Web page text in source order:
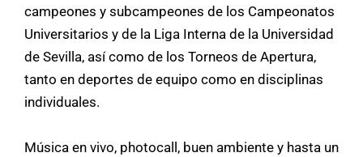
campeones y subcampeones de los Campeonatos
Universitarios y de la Liga Interna de la Universidad
de Sevilla, así como de los Torneos de Apertura,
tanto en deportes de equipo como en disciplinas
individuales.
Música en vivo, photocall, buen ambiente y hasta un